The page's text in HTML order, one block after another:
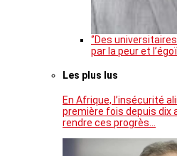
‘’Des
par la peur et
Les plus lus
En Afrique, l’insécurité
première fois depuis dix
rendre ces progrès…